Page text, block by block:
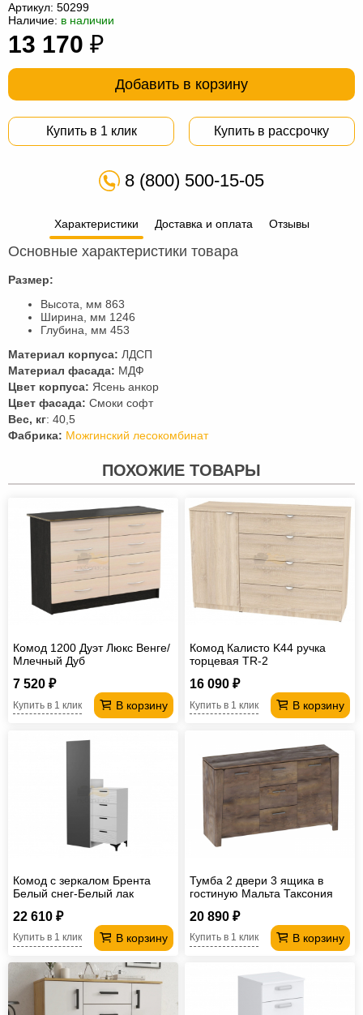
мешки
Мебель
из
Садовая
Артикул: 50299
Наличие: в наличии
13 170 ₽
Добавить в корзину
Купить в 1 клик Купить в рассрочку
8 (800) 500-15-05
Характеристики Доставка и оплата Отзывы
Основные характеристики товара
Размер:
Высота, мм 863
Ширина, мм 1246
Глубина, мм 453
Материал корпуса: ЛДСП
Материал фасада: МДФ
Цвет корпуса: Ясень анкор
Цвет фасада: Смоки софт
Вес, кг: 40,5
Фабрика: Можгинский лесокомбинат
ПОХОЖИЕ ТОВАРЫ
Комод 1200 Дуэт Люкс Венге/
Млечный Дуб
7 520 ₽
В корзину
Купить в 1 клик
Комод Калисто K44 ручка
торцевая TR-2
16 090 ₽
В корзину
Купить в 1 клик
Комод с зеркалом Брента
Белый снег-Белый лак
22 610 ₽
В корзину
Купить в 1 клик
Тумба 2 двери 3 ящика в
гостиную Мальта Таксония
20 890 ₽
В корзину
Купить в 1 клик